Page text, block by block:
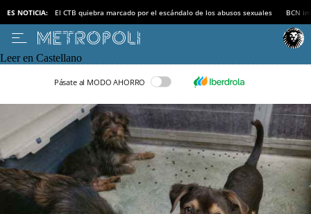
ES NOTICIA: El CTB quiebra marcado por el escándalo de los abusos sexuales BCN
Leer en Castellano
Pásate al MODO AHORRO